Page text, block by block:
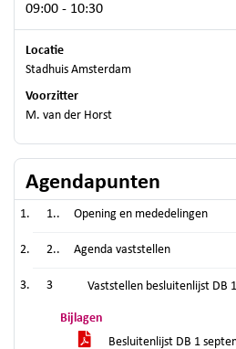
09:00 - 10:30
Locatie
Stadhuis Amsterdam
Voorzitter
M. van der Horst
Agendapunten
1.. Opening en mededelingen
2.. Agenda vaststellen
3 Vaststellen besluitenlijst DB
Bijlagen
Besluitenlijst DB 1